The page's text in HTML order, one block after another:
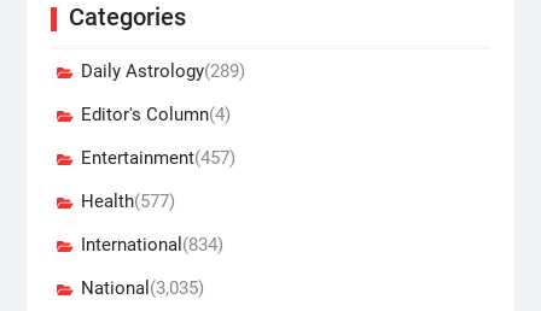
Categories
Daily Astrology(289)
Editor's Column(4)
Entertainment(457)
Health(577)
International (834)
National (3,035)